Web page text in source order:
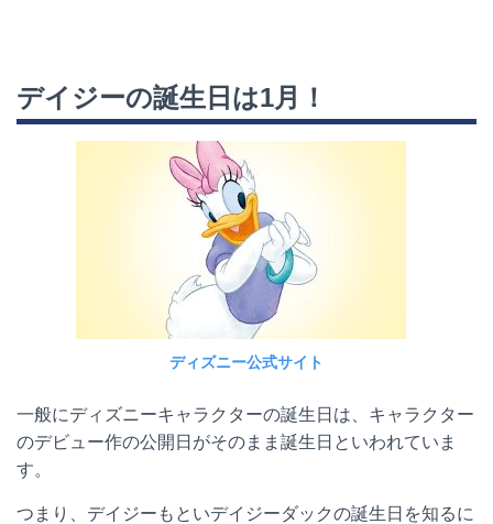
デイジーの誕生日は1月！
ディズニー公式サイト
一般にディズニーキャラクターの誕生日は、キャラクター
のデビュー作の公開日がそのまま誕生日といわれていま
す。
つまり、デイジーもといデイジーダックの誕生日を知るに